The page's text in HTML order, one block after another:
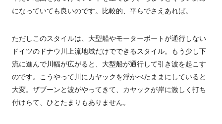
になっていても良いのです。比較的、平らでさえあれば。
ただしこのスタイルは、大型船やモーターボートが通行しない
ドイツのドナウ川上流地域だけでできるスタイル。もう少し下
流に進んで川幅が広がると、大型船が通行して引き波を起こす
のです。こうやって川にカヤックを浮かべたままにしていると
大変。ザブーンと波がやってきて、カヤックが岸に激しく打ち
付けらて、ひとたまりもありません。